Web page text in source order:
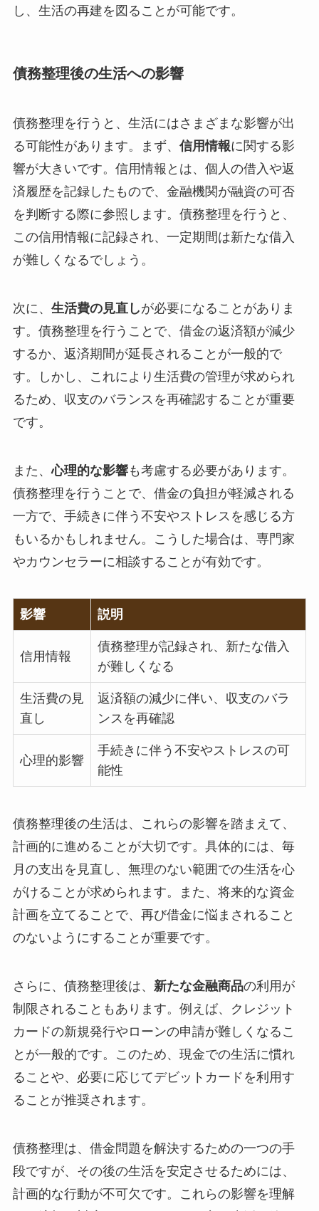
し、生活の再建を図ることが可能です。
債務整理後の生活への影響
債務整理を行うと、生活にはさまざまな影響が出
る可能性があります。まず、 信用情報に関する影
響が大きいです。信用情報とは、個人の借入や返
済履歴を記録したもので、金融機関が融資の可否
を判断する際に参照します。債務整理を行うと、
この信用情報に記録され、一定期間は新たな借入
が難しくなるでしょう。
次に、 生活費の見直しが必要になることがありま
す。債務整理を行うことで、借金の返済額が減少
するか、返済期間が延長されることが一般的で
す。しかし、これにより生活費の管理が求められ
るため、収支のバランスを再確認することが重要
です。
また、心理的な影響も考慮する必要があります。
債務整理を行うことで、借金の負担が軽減される
一方で、手続きに伴う不安やストレスを感じる方
もいるかもしれません。こうした場合は、専門家
やカウンセラーに相談することが有効です。
影響 説明
信用情報
債務整理が記録され、新たな借入
が難しくなる
生活費の見
直し
返済額の減少に伴い、収支のバラ
ンスを再確認
心理的影響
手続きに伴う不安やストレスの可
能性
債務整理後の生活は、これらの影響を踏まえて、
計画的に進めることが大切です。具体的には、毎
月の支出を見直し、無理のない範囲での生活を心
がけることが求められます。また、将来的な資金
計画を立てることで、再び借金に悩まされること
のないようにすることが重要です。
さらに、債務整理後は、 新たな金融商品の利用が
制限されることもあります。例えば、クレジット
カードの新規発行やローンの申請が難しくなるこ
とが一般的です。このため、現金での生活に慣れ
ることや、必要に応じてデビットカードを利用す
ることが推奨されます。
債務整理は、借金問題を解決するための一つの手
段ですが、その後の生活を安定させるためには、
計画的な行動が不可欠です。これらの影響を理解